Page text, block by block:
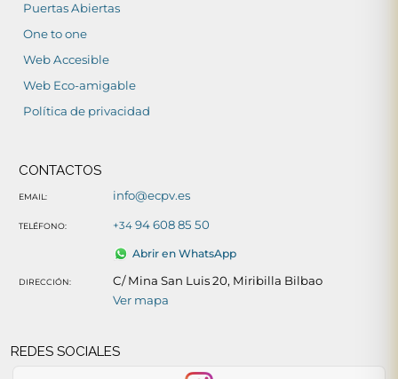
Puertas Abiertas
One to one
Web Accesible
Web Eco-amigable
Política de privacidad
CONTACTOS
EMAIL: info@ecpv.es
TELÉFONO: +3494 608 85 50
Abrir en WhatsApp
DIRECCIÓN:
C/ Mina San Luis 20, Miribilla Bilbao
Ver mapa
REDES SOCIALES